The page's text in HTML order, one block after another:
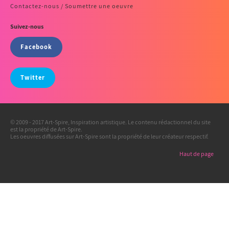
Contactez-nous / Soumettre une oeuvre
Suivez-nous
Facebook
Twitter
© 2009 - 2017 Art-Spire, Inspiration artistique. Le contenu rédactionnel du site
est la propriété de Art-Spire.
Les oeuvres diffusées sur Art-Spire sont la propriété de leur créateur respectif.
Haut de page